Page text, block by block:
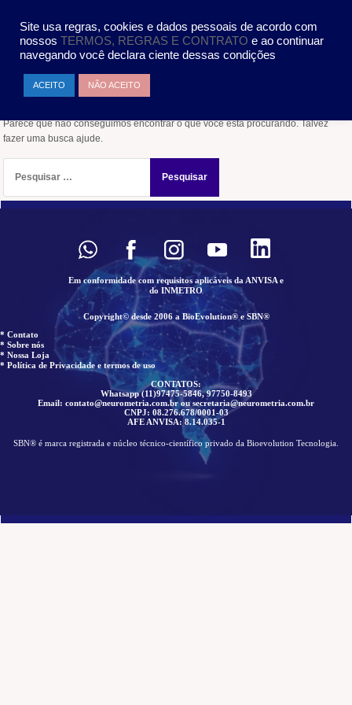
conteúdo
Nada encontrado
Parece que não conseguimos encontrar o que você está procurando. Talvez
fazer uma busca ajude.
por:
Em conformidade com requisitos aplicáveis da ANVISA e
do INMETRO
Copyright© desde 2006 a BioEvolution® e SBN®
* Contato
* Sobre nós
* Nossa Loja
* Política de Privacidade e termos de uso
CONTATOS:
Whatsapp (11)97475-5846, 97750-8493
Email: contato@neurometria.com.br ou secretaria@neurometria.com.br
CNPJ: 08.276.678/0001-03
AFE ANVISA: 8.14.035-1
SBN® é marca registrada e núcleo técnico-científico privado da Bioevolution Tecnologia.
Site usa regras, cookies e dados pessoais de acordo com
nossos TERMOS, REGRAS E CONTRATO e ao continuar
navegando você declara ciente dessas condições
ACEITO NÃO ACEITO